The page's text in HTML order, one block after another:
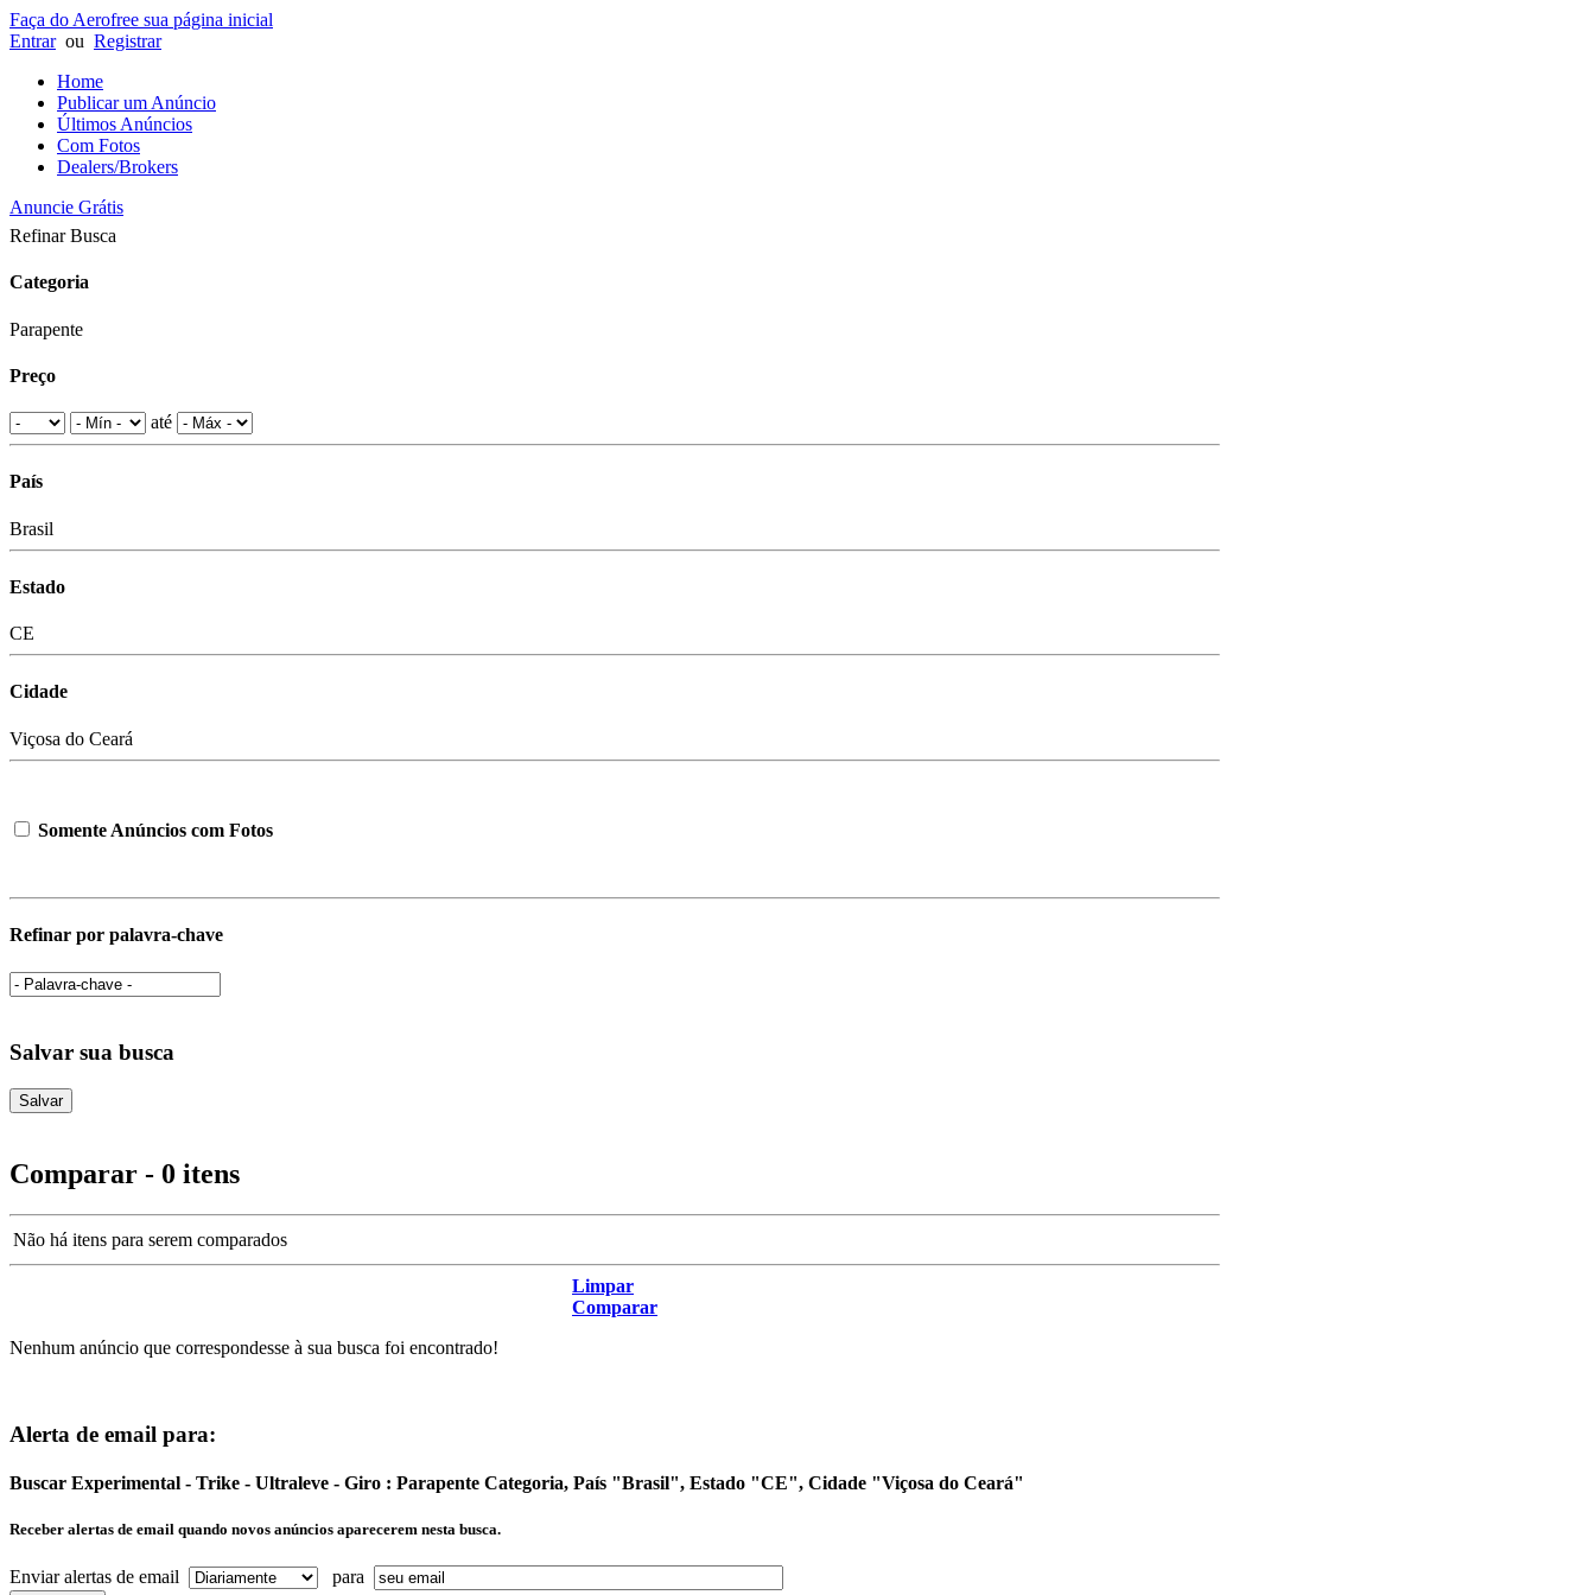
Faça do Aerofree sua página inicial
Entrarou Registrar
Home
Publicar um Anúncio
Últimos Anúncios
Com Fotos
Dealers/Brokers
Anuncie Grátis
Refinar Busca
Categoria
Parapente
Preço
até
País
Brasil
Estado
CE
Cidade
Viçosa do Ceará
Somente Anúncios com Fotos
Refinar por palavra-chave
Salvar sua busca
Comparar - 0 itens
Não há itens para serem comparados
Limpar
Comparar
Nenhum anúncio que correspondesse à sua busca foi encontrado!
Alerta de email para:
Buscar Experimental - Trike - Ultraleve - Giro : Parapente Categoria, País "Brasil", Estado "CE", Cidade "Viçosa do Ceará"
Receber alertas de email quando novos anúncios aparecerem nesta busca.
Enviar alertas de email para